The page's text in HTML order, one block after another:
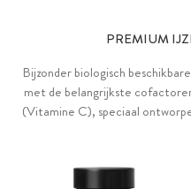
PREMIUM
Bijzonder biologisch
met de belangrijkste
(Vitamine C), speciaal
vitamines en Koper,